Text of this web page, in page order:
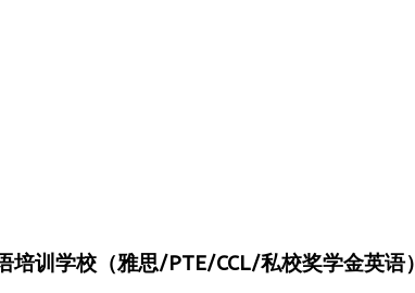
训学校（雅思/PTE/CCL/私校奖学金英语）